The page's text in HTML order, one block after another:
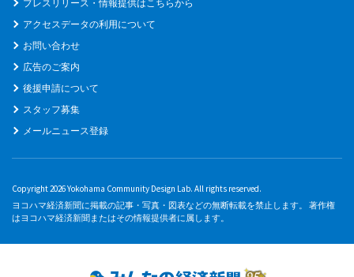
プレスリリース・情報提供はこちらから
アクセスデータの利用について
お問い合わせ
広告のご案内
後援申請について
スタッフ募集
メールニュース登録
Copyright 2026 Yokohama Community Design Lab. All rights reserved.
ヨコハマ経済新聞に掲載の記事・写真・図表などの無断転載を禁止します。 著作権
はヨコハマ経済新聞またはその情報提供者に属します。